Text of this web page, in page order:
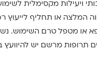
ויעילות מקסימלית
המלצה או תחליף
או מטפל טרם השימוש.
תרופות מרשם יש